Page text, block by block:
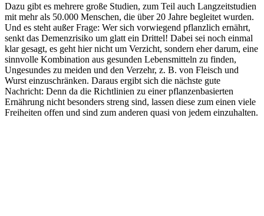
Dazu gibt es mehrere große Studien, zum Teil auch Langzeitstudien
mit mehr als 50.000 Menschen, die über 20 Jahre begleitet wurden.
Und es steht außer Frage: Wer sich vorwiegend pflanzlich ernährt,
senkt das Demenzrisiko um glatt ein Drittel! Dabei sei noch einmal
klar gesagt, es geht hier nicht um Verzicht, sondern eher darum, eine
sinnvolle Kombination aus gesunden Lebensmitteln zu finden,
Ungesundes zu meiden und den Verzehr, z. B. von Fleisch und
Wurst einzuschränken. Daraus ergibt sich die nächste gute
Nachricht: Denn da die Richtlinien zu einer pflanzenbasierten
Ernährung nicht besonders streng sind, lassen diese zum einen viele
Freiheiten offen und sind zum anderen quasi von jedem einzuhalten.